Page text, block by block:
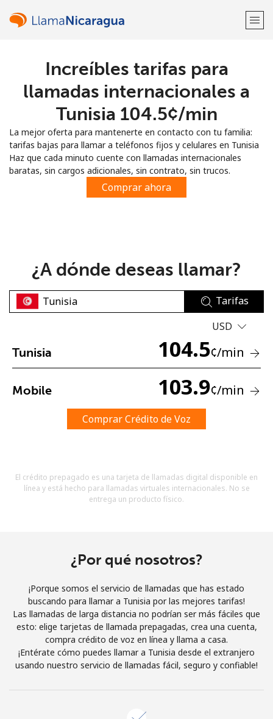
¡Bienvenido!
Regístrate con
No se ha creado una contraseña
Mínimo 8 caracteres
Un caracter especial
Al abrir una cuenta en este sitio web, estoy de acuerdo con
Términos y condiciones.
Únete
¡Hola!
Increíbles tarifas para
llamadas internacionales a
Tunisia ⁦104.5¢⁩/min
La mejor oferta para mantenerte en contacto con tu familia:
tarifas bajas para llamar a teléfonos fijos y celulares en Tunisia
Haz que cada minuto cuente con llamadas internacionales
baratas, sin cargos adicionales, sin contrato, sin trucos.
Comprar ahora
¿A dónde deseas llamar?
Tarifas
USD
Tunisia 104.5¢/min
Mobile 103.9¢/min
Comprar Crédito de Voz
El crédito prepagado es una tarjeta de llamadas digital disponible en
línea y está hecho para llamadas virtuales internacionales. No se
entrega un producto físico.
¿Por qué nosotros?
¡Porque somos el servicio de llamadas que has estado
buscando para llamar a Tunisia por las mejores tarifas!
Las llamadas de larga distancia no podrían ser más fáciles que
esto: elige tarjetas de llamada prepagadas, crea una cuenta,
compra crédito de voz en línea y llama a casa.
¡Entérate cómo puedes llamar a Tunisia desde el extranjero
usando nuestro servicio de llamadas fácil, seguro y confiable!